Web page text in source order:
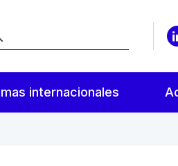
internacionales